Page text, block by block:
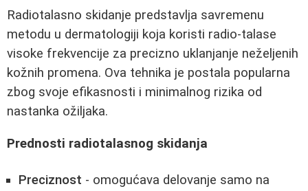
Radiotalasno skidanje predstavlja savremenu
metodu u dermatologiji koja koristi radio-talase
visoke frekvencije za precizno uklanjanje neželjenih
kožnih promena. Ova tehnika je postala popularna
zbog svoje efikasnosti i minimalnog rizika od
nastanka ožiljaka.
Prednosti radiotalasnog skidanja
Preciznost - omogućava delovanje samo na